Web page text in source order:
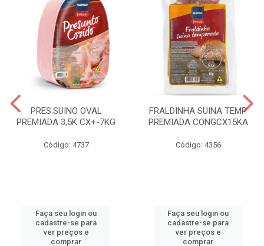
PRES.SUINO OVAL
PREMIADA 3,5K CX+-7KG
Código: 4737
Faça seu login ou
cadastre-se para
ver preços e
comprar
FRALDINHA SUINA TEMP
PREMIADA CONGCX15KA
Código: 4356
Faça seu login ou
cadastre-se para
ver preços e
comprar